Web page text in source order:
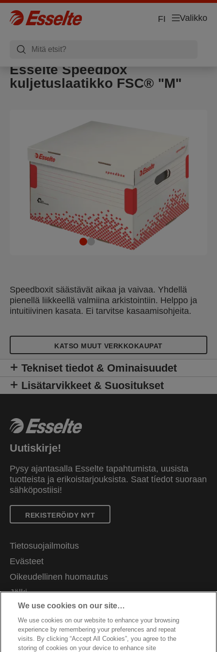
Valikko
FI
Esselte Speedbox
kuljetuslaatikko FSC® "M"
Speedboxit säästävät aikaa ja vaivaa. Yhdellä
pienellä liikkeellä valmiina arkistointiin. Helppo ja
intuitiivinen kasata. Ei tarvitse kasaamisohjeita.
KATSO MUUT VERKKOKAUPAT
Tekniset tiedot & Ominaisuudet
Lisätarvikkeet & Suositukset
Uutiskirje!
Pysy ajantasalla Esselte tapahtumista, uusista
tuotteista ja erikoistarjouksista. Saat tíedot suoraan
sähköpostiisi!
REKISTERÖIDY NYT
Tietosuojailmoitus
Evästeet
Oikeudellinen huomautus
Jälki
Hallitse tietojani
Asiakastuki
Ammatti
We use cookies on our site…
We use cookies on our website to enhance your browsing
experience by remembering your preferences and repeat
visits. By clicking “Accept All Cookies”, you agree to the
storing of cookies on your device to enhance site